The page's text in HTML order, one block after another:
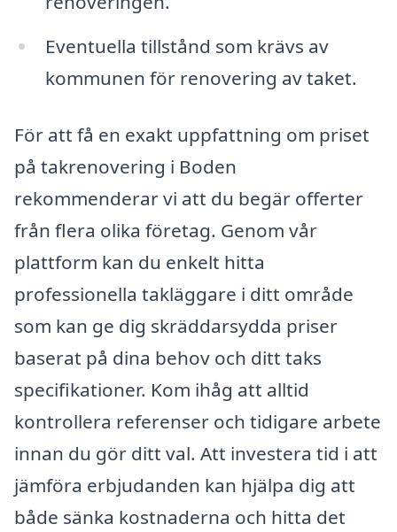
Eventuella tillstånd som krävs av
kommunen för renovering av taket.
För att få en exakt uppfattning om priset
på takrenovering i Boden
rekommenderar vi att du begär offerter
från flera olika företag. Genom vår
plattform kan du enkelt hitta
professionella takläggare i ditt område
som kan ge dig skräddarsydda priser
baserat på dina behov och ditt taks
specifikationer. Kom ihåg att alltid
kontrollera referenser och tidigare arbete
innan du gör ditt val. Att investera tid i att
jämföra erbjudanden kan hjälpa dig att
både sänka kostnaderna och hitta det